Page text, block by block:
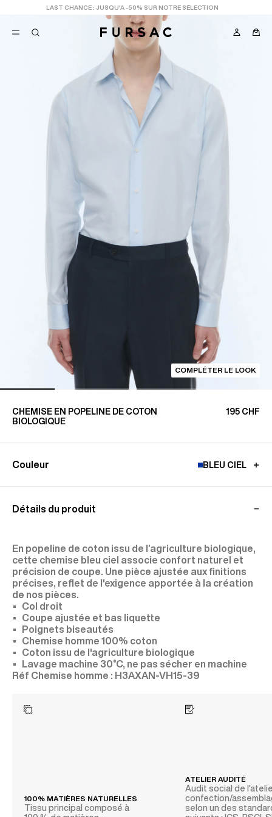
LAST CHANCE : JUSQU'A -50% SUR NOTRE SÉLECTION
COMPLÉTER LE LOOK
CHEMISE EN POPELINE DE COTON
BIOLOGIQUE
195 CHF
Couleur BLEU CIEL
Détails du produit
En popeline de coton issu de l’agriculture biologique,
cette chemise bleu ciel associe confort naturel et
précision de coupe. Une pièce ajustée aux finitions
précises, reflet de l'exigence apportée à la création
de nos pièces.
Col droit
Coupe ajustée et bas liquette
Poignets biseautés
Chemise homme 100% coton
Coton issu de l'agriculture biologique
Lavage machine 30°C, ne pas sécher en machine
H3AXAN-VH15-39
100% MATIÈRES NATURELLES
Tissu principal composé à
ATELIER AUDITÉ
Audit social de
confection/
selon un des
FAVORIS
COSTUMES